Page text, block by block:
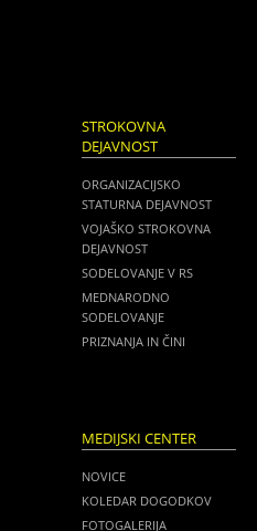
STROKOVNA
DEJAVNOST
ORGANIZACIJSKO
STATURNA DEJAVNOST
VOJAŠKO STROKOVNA
DEJAVNOST
SODELOVANJE V RS
MEDNARODNO
SODELOVANJE
PRIZNANJA IN ČINI
MEDIJSKI CENTER
NOVICE
KOLEDAR DOGODKOV
FOTOGALERIJA